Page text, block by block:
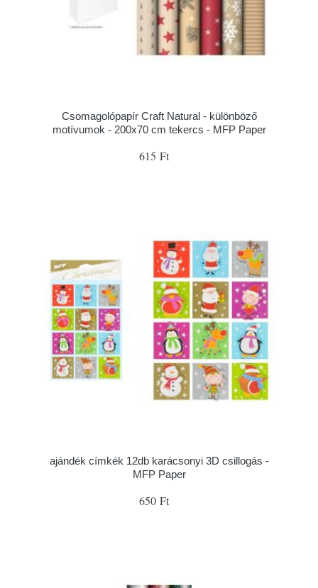
Csomagolópapír Craft Natural - különböző
motívumok - 200x70 cm tekercs - MFP Paper
615 Ft
ajándék címkék 12db karácsonyi 3D csillogás -
MFP Paper
650 Ft